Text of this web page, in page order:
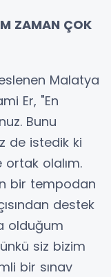
ZAMAN ÇOK
Malatya
Er, "En
Bunu
de istedik ki
ortak olalım.
bir tempodan
destek
olduğum
siz bizim
bir sınav